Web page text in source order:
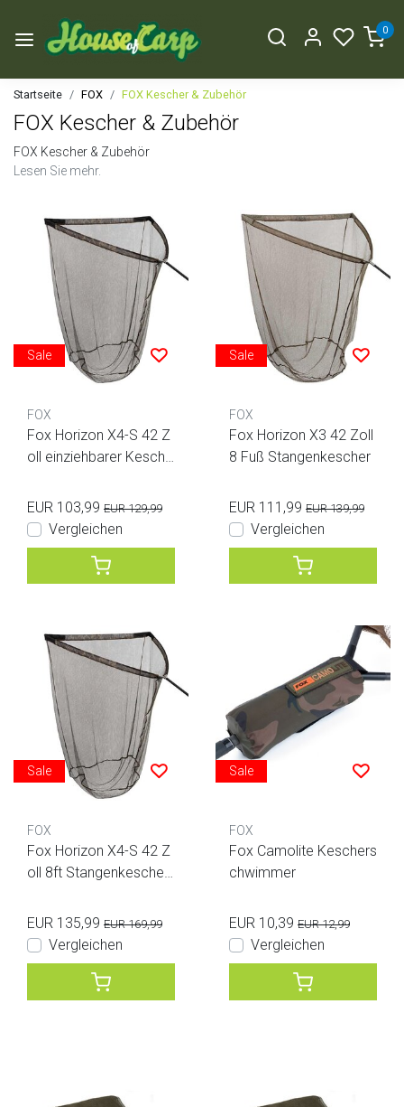
0
Startseite FOX FOX Kescher & Zubehör
FOX Kescher & Zubehör
FOX Kescher & Zubehör
Lesen Sie mehr.
Sale
FOX
Fox Horizon X4-S 42 Z
oll einziehbarer Kesche
EUR 103,99 EUR 129,99
Vergleichen
Sale
FOX
Fox Horizon X3 42 Zoll
8 Fuß Stangenkescher
EUR 111,99 EUR 139,99
Vergleichen
Sale
FOX
Fox Horizon X4-S 42 Z
oll 8ft Stangenkescher
EUR 135,99 EUR 169,99
Vergleichen
Sale
FOX
Fox Camolite Keschers
chwimmer
EUR 10,39 EUR 12,99
Vergleichen